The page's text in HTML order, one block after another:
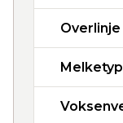
Overlinje